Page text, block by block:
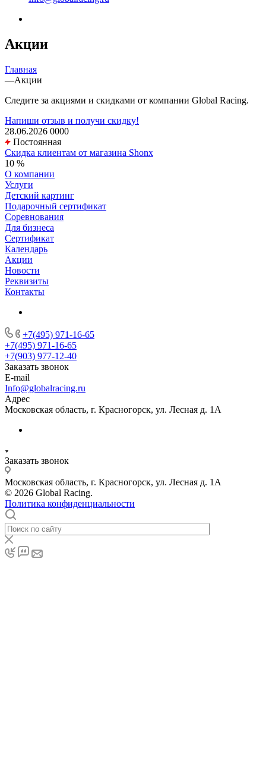
Акции
Главная
—Акции
Следите за акциями и скидками от компании Global Racing.
Напиши отзыв и получи скидку!
28.06.2026 0000
Постоянная
Скидка клиентам от магазина Shonx
10 %
О компании
Услуги
Детский картинг
Подарочный сертификат
Соревнования
Для бизнеса
Сертификат
Календарь
Акции
Новости
Реквизиты
Контакты
+7(495) 971-16-65
+7(495) 971-16-65
+7(903) 977-12-40
Заказать звонок
E-mail
Info@globalracing.ru
Адрес
Московская область, г. Красногорск, ул. Лесная д. 1А
Заказать звонок
Московская область, г. Красногорск, ул. Лесная д. 1А
© 2026 Global Racing.
Политика конфиденциальности